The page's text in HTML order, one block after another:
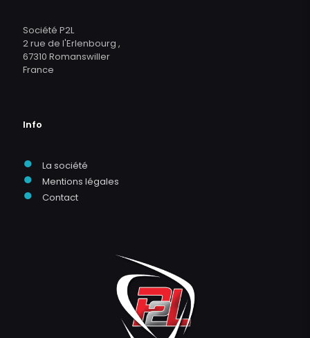
Société P2L
2 rue de l'Erlenbourg ,
67310 Romanswiller
France
Info
● La société
● Mentions légales
● Contact